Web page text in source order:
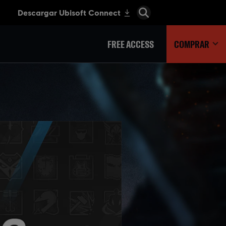
FREE ACCESS COMPRAR